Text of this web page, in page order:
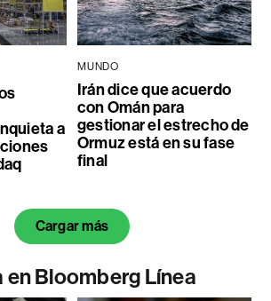
a
MUNDO
Irán dice que acuerdo
con Omán para
gestionar el estrecho de
Ormuz está en su fase
final
Cargar más
en Bloomberg Línea